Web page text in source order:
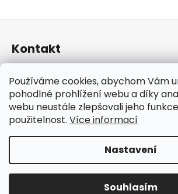
Používáme cookies, abychom Vám
pohodlné prohlížení webu a díky
webu neustále zlepšovali jeho
použitelnost. Více informací
Nastavení
Souhlasím
Z
p
a
Kontakt
+420 732 241 665
TARANISO
taraniso.cz
Copyright 2026TARANISO. Všechna
Upravit nastavení cookies